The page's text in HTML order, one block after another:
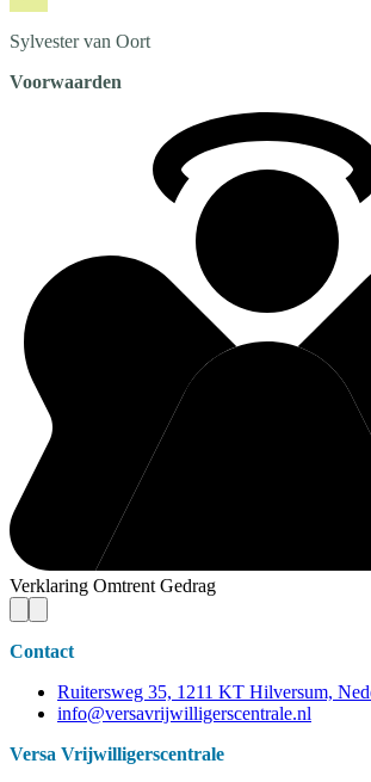
Sylvester van Oort
Voorwaarden
Verklaring Omtrent Gedrag
Contact
Ruitersweg 35, 1211 KT Hilversum,
info@versavrijwilligerscentrale.nl
Versa Vrijwilligerscentrale